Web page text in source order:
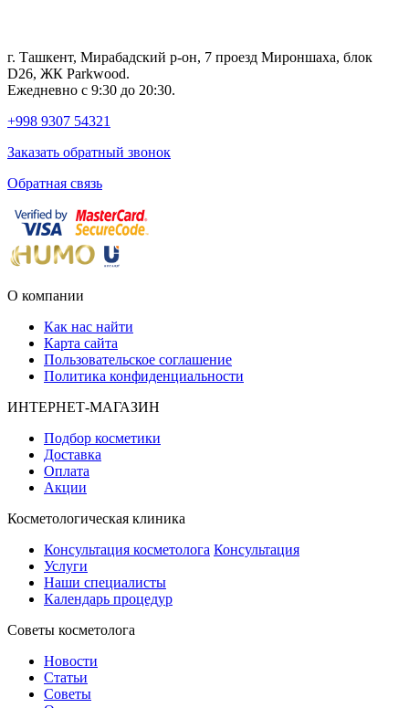
г. Ташкент, Мирабадский р-он, 7 проезд Мироншаха, блок
D26, ЖК Раrkwood.
Ежедневно с 9:30 до 20:30.
+998 9307 54321
Заказать обратный звонок
Обратная связь
О компании
Как нас найти
Карта сайта
Пользовательское соглашение
Политика конфиденциальности
ИНТЕРНЕТ-МАГАЗИН
Подбор косметики
Доставка
Оплата
Акции
Косметологическая клиника
Консультация косметолога Консультация
Услуги
Наши специалисты
Календарь процедур
Cоветы косметолога
Новости
Статьи
Советы